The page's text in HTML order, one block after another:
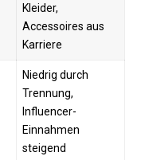
Kleider,
Accessoires aus
Karriere ​
Niedrig durch
Trennung,
Influencer-
Einnahmen
steigend ​